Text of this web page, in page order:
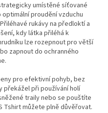
umístěné síťované
proudění vzduchu
rukávy na předloktí a
kdy látka přiléhá k
lze rozepnout pro větší
zapnout do ochranného
pro efektivní pohyb, bez
při používání holí
traily nebo se pouštíte
Tshirt můžete plně důvěřovat.